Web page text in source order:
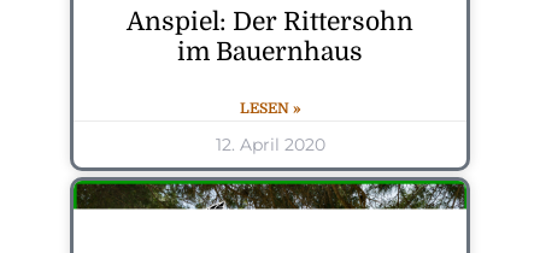
Anspiel: Der Rittersohn
im Bauernhaus
LESEN »
12. April 2020